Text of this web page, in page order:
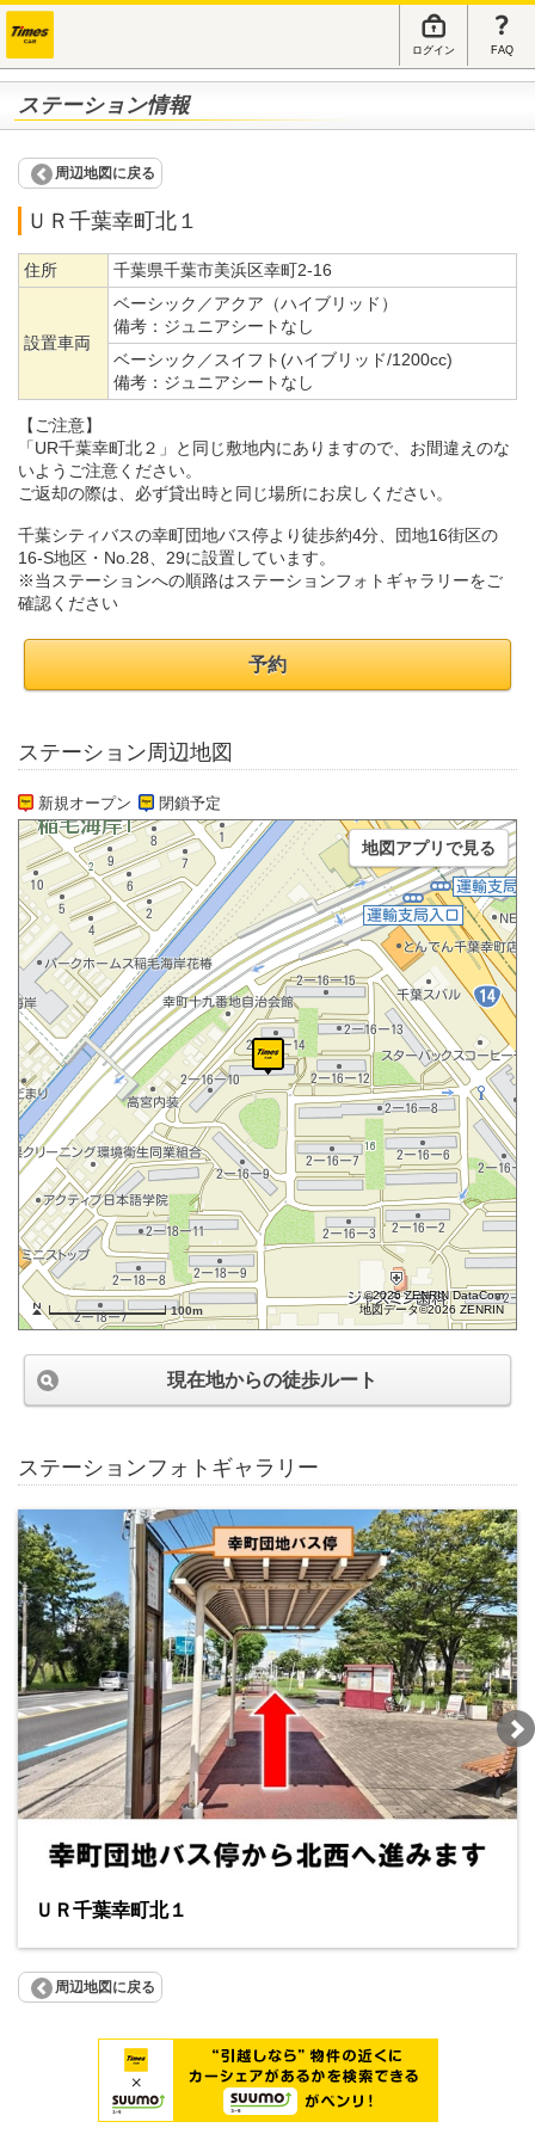
ログイン FAQ
ステーション情報
周辺地図に戻る
ＵＲ千葉幸町北１
住所 千葉県千葉市美浜区幸町2-16
設置車両
ベーシック／アクア（ハイブリッド）
備考： ジュニアシートなし
ベーシック／スイフト(ハイブリッド/1200cc)
備考： ジュニアシートなし
【ご注意】
「UR千葉幸町北２」と同じ敷地内にありますので、お間違えのな
いようご注意ください。
ご返却の際は、必ず貸出時と同じ場所にお戻しください。
千葉シティバスの幸町団地バス停より徒歩約4分、団地16街区の
16-S地区・No.28、29に設置しています。
※当ステーションへの順路はステーションフォトギャラリーをご
確認ください
予約
ステーション周辺地図
新規オープン 閉鎖予定
100m
©2026 ZENRIN DataCom
地図データ©2026 ZENRIN
地図アプリで見る
現在地からの徒歩ルート
ステーションフォトギャラリー
ＵＲ千葉幸町北１
周辺地図に戻る